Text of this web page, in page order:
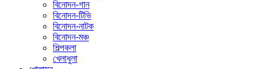
বিনোদন-গান
বিনোদন-টিভি
বিনোদন-নাটক
বিনোদন-মঞ্চ
শিল্পকলা
খেলাধুলা